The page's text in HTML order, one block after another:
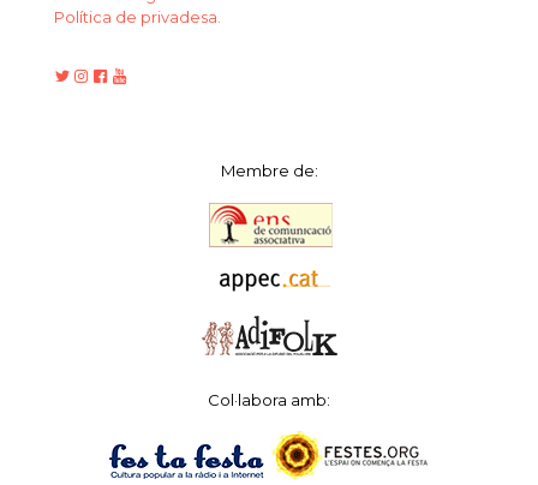
Política de privadesa.
Membre de:
Col·labora amb: